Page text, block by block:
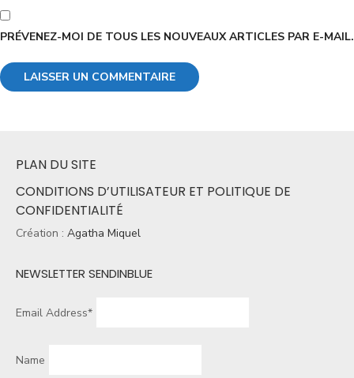
PRÉVENEZ-MOI DE TOUS LES NOUVEAUX ARTICLES PAR E-MAIL.
PLAN DU SITE
CONDITIONS D’UTILISATEUR ET POLITIQUE DE
CONFIDENTIALITÉ
Création : Agatha Miquel
NEWSLETTER SENDINBLUE
Email Address*
Name